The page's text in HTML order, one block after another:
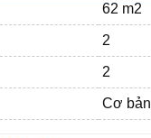
62 m2
2
2
Cơ bản